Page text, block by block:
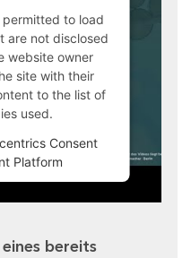
to load
are not disclosed
website owner
site with their
to the list of
used.
Consent
Platform
bereits